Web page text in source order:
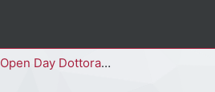
Open Day Dottorato di Ricerca in Scienze Giuridiche – 9 marzo